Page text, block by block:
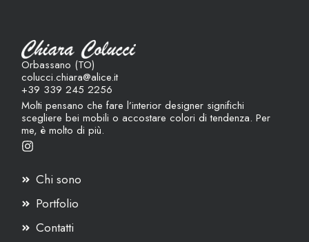
Orbassano (TO)
colucci.chiara@alice.it
+39 339 245 2256
Molti pensano che fare l’interior designer significhi
scegliere bei mobili o accostare colori di tendenza. Per
me, è molto di più.
Chi sono
Portfolio
Contatti